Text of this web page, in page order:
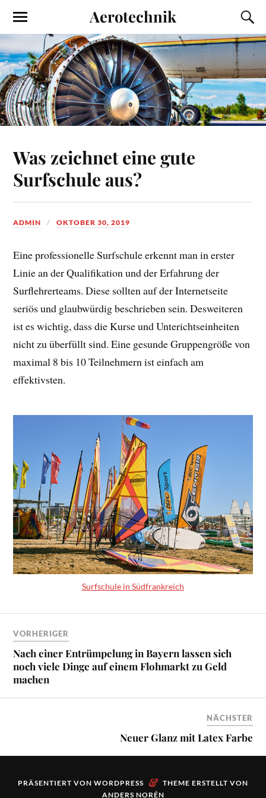
Aerotechnik
Was zeichnet eine gute
Surfschule aus?
ADMIN OKTOBER 30, 2019
Eine professionelle Surfschule erkennt man in erster
Linie an der Qualifikation und der Erfahrung der
Surflehrerteams. Diese sollten auf der Internetseite
seriös und glaubwürdig beschrieben sein. Desweiteren
ist es wichtig, dass die Kurse und Unterichtseinheiten
nicht zu überfüllt sind. Eine gesunde Gruppengröße von
maximal 8 bis 10 Teilnehmern ist einfach am
effektivsten.
Surfschule in Südfrankreich
VORHERIGER
Nach einer Entrümpelung in Bayern lassen sich
noch viele Dinge auf einem Flohmarkt zu Geld
machen
NÄCHSTER
Neuer Glanz mit Latex Farbe
PRÄSENTIERT VON WORDPRESS & THEME ERSTELLT VON
ANDERS NORÉN